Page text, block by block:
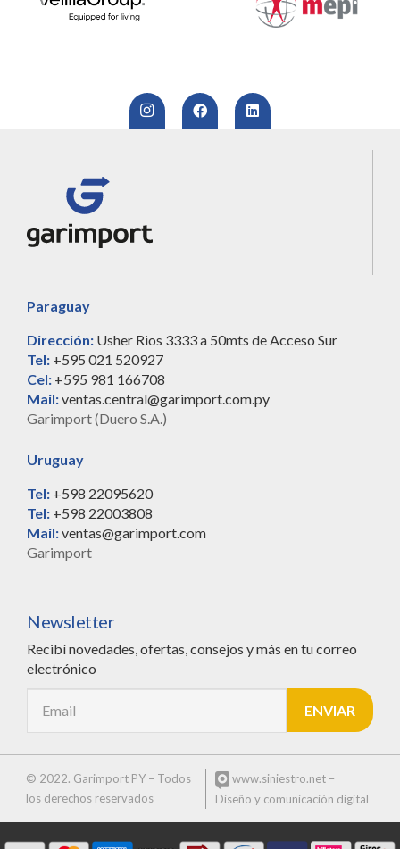
Paraguay
Dirección: Usher Rios 3333 a 50mts de Acceso Sur
Tel: +595 021 520927
Cel: +595 981 166708
Mail:ventas.central@garimport.com.py
Garimport (Duero S.A.)
Uruguay
Tel: +598 22095620
Tel: +598 22003808
Mail:ventas@garimport.com
Garimport
Newsletter
Recibí novedades, ofertas, consejos y más en tu correo
electrónico
© 2022. Garimport PY – Todos
los derechos reservados
www.siniestro.net –
Diseño y comunicación digital